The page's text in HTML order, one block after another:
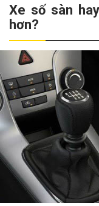
Xe số sàn
hơn?